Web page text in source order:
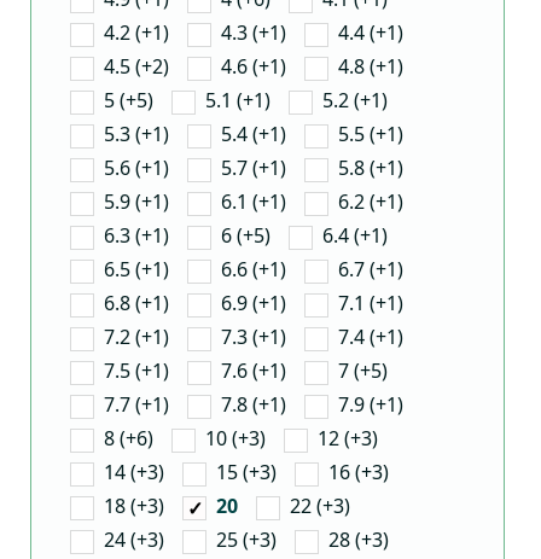
4.2 (+1)
4.3 (+1)
4.4 (+1)
4.5 (+2)
4.6 (+1)
4.8 (+1)
5 (+5)
5.1 (+1)
5.2 (+1)
5.3 (+1)
5.4 (+1)
5.5 (+1)
5.6 (+1)
5.7 (+1)
5.8 (+1)
5.9 (+1)
6.1 (+1)
6.2 (+1)
6.3 (+1)
6 (+5)
6.4 (+1)
6.5 (+1)
6.6 (+1)
6.7 (+1)
6.8 (+1)
6.9 (+1)
7.1 (+1)
7.2 (+1)
7.3 (+1)
7.4 (+1)
7.5 (+1)
7.6 (+1)
7 (+5)
7.7 (+1)
7.8 (+1)
7.9 (+1)
8 (+6)
10 (+3)
12 (+3)
14 (+3)
15 (+3)
16 (+3)
18 (+3)
20
22 (+3)
24 (+3)
25 (+3)
28 (+3)